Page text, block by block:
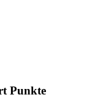
Punkte